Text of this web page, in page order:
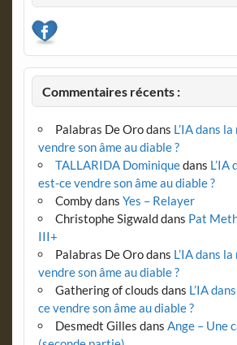
Commentaires récents :
Palabras De Orodans L’IA dans
vendre son âme au diable ?
TALLARIDA Dominiquedans L’IA
est-ce vendre son âme au diable ?
Combydans Yes – Relayer
Christophe Sigwalddans Pat
III+
Palabras De Orodans L’IA dans
vendre son âme au diable ?
Gathering of clouds dans L’IA
ce vendre son âme au diable ?
Desmedt Gilles dans Ange – Une